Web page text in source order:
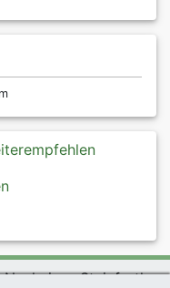
- Steinfurth